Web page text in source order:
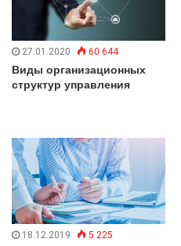
27.01.2020 60 644
Виды организационных
структур управления
18.12.2019 5 225